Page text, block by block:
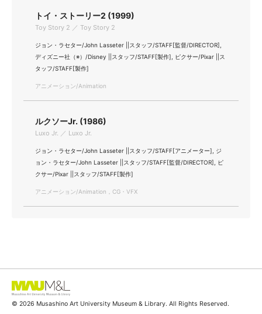
トイ・ストーリー2 (1999)
Toy Story 2 ／ Toy Story 2
ジョン・ラセター/John Lasseter ||スタッフ/STAFF[監督/DIRECTOR],
ディズニー社（※）/Disney ||スタッフ/STAFF[製作], ピクサー/Pixar ||ス
タッフ/STAFF[製作]
アニメーション/Animation
ルクソーJr. (1986)
Luxo Jr. ／ Luxo Jr.
ジョン・ラセター/John Lasseter ||スタッフ/STAFF[アニメーター], ジ
ョン・ラセター/John Lasseter ||スタッフ/STAFF[監督/DIRECTOR], ピ
クサー/Pixar ||スタッフ/STAFF[製作]
アニメーション/Animation，CG・VFX
© 2026 Musashino Art University Museum & Library. All Rights Reserved.